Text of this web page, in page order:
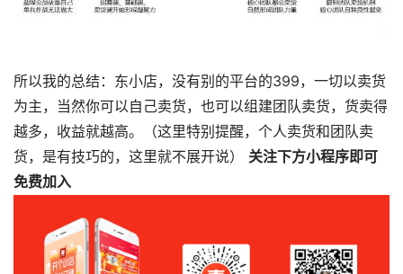
所以我的总结：东小店，没有别的平台的399，一切以卖货
为主，当然你可以自己卖货，也可以组建团队卖货，货卖得
越多，收益就越高。（这里特别提醒，个人卖货和团队卖
货，是有技巧的，这里就不展开说） 关注下方小程序即可
免费加入